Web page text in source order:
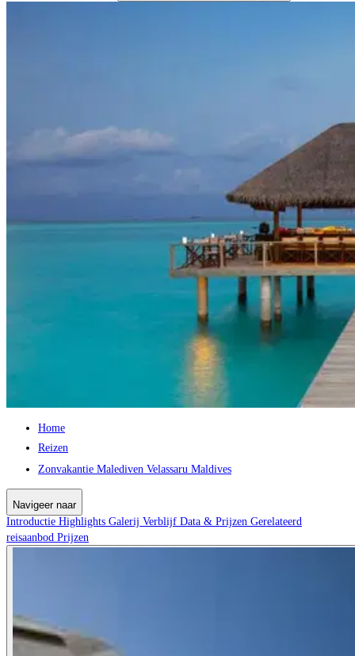
Home
Reizen
Zonvakantie Malediven Velassaru Maldives
Navigeer naar
Introductie Highlights Galerij Verblijf Data & Prijzen Gerelateerd
reisaanbod Prijzen